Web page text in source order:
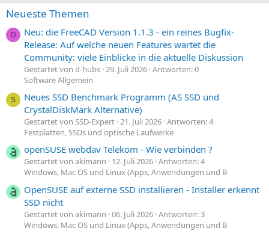
Neueste Themen
D
Neu: die FreeCAD Version 1.1.3 - ein reines Bugfix-
Release: Auf welche neuen Features wartet die
Community: viele Einblicke in die aktuelle Diskussion
Gestartet von d-hubs 29. Juli 2026 Antworten: 0
Software Allgemein
S
Neues SSD Benchmark Programm (AS SSD und
CrystalDiskMark Alternative)
Gestartet von SSD-Expert 21. Juli 2026 Antworten: 4
Festplatten, SSDs und optische Laufwerke
openSUSE webdav Telekom - Wie verbinden ?
Gestartet von akimann 12. Juli 2026 Antworten: 4
Windows, Mac OS und Linux (Apps, Anwendungen und B
OpenSUSE auf externe SSD installieren - Installer erkennt
SSD nicht
Gestartet von akimann 06. Juli 2026 Antworten: 3
Windows, Mac OS und Linux (Apps, Anwendungen und B